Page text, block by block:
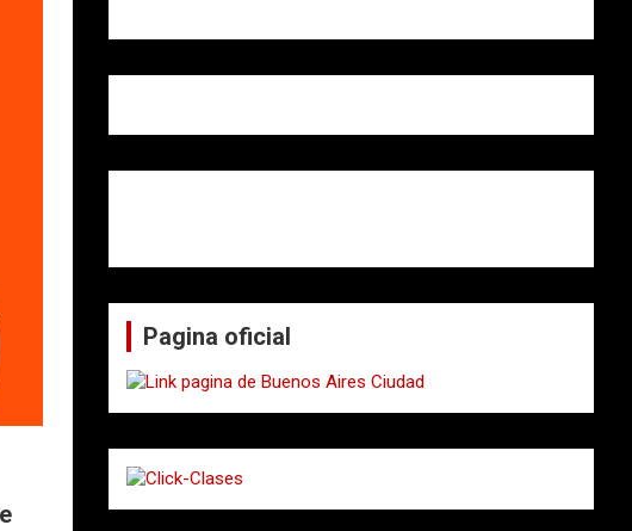
Pagina oficial